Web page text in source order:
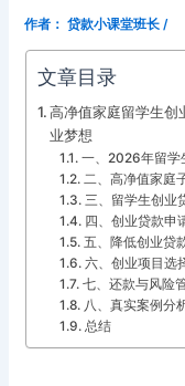
作者： 贷款小课堂班长 /
文章目录
高净值家庭留学生创
业梦想
一、2026年留学
二、高净值家庭
三、留学生创业
四、创业贷款申
五、降低创业贷
六、创业项目选
七、还款与风险
八、真实案例分
总结